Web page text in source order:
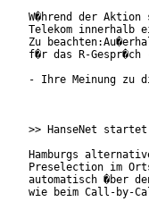
W�hrend der Aktion
Telekom innerhalb
Zu
f�r das R-
- Ihre Meinung zu
>> HanseNet
Hamburgs
Preselection im
automatisch �ber
wie beim Call-by-